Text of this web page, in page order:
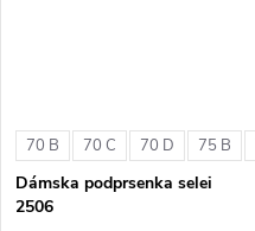
70 B 70 C 70 D 75 B
Dámska podprsenka selei
2506